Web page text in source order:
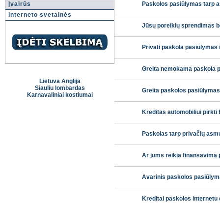
Įvairūs
Interneto svetainės
Lietuva Anglija
Siauliu lombardas
Karnavaliniai kostiumai
Paskolos pasiūlymas tarp
Jūsų poreikių sprendimas
Privati paskola pasiūlymas
Greita nemokama paskola
Greita paskolos
Kreditas automobiliui pirkti
Paskolas tarp privačių
Ar jums reikia finansavimą
Avarinis paskolos
Kreditai paskolos internetu